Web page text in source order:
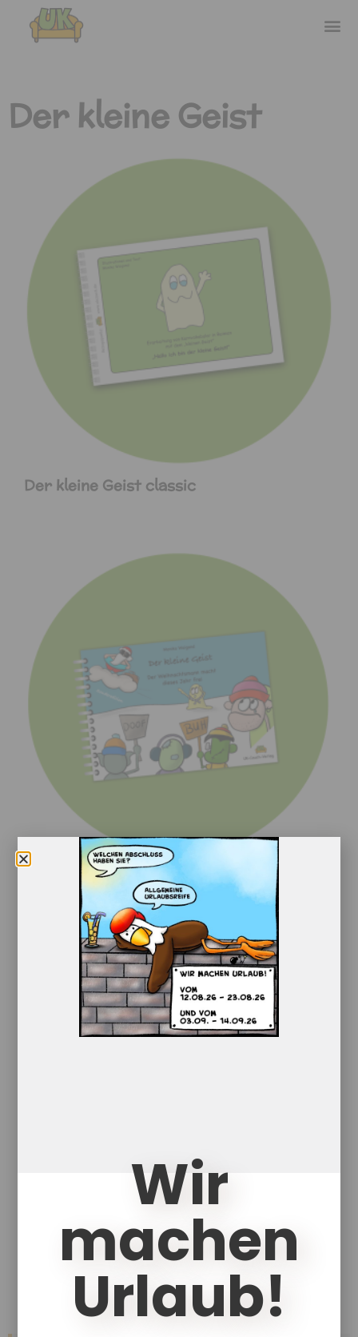
Der kleine Geist
Der kleine Geist classic
Der kleine Geist Sondereditionen
Der kleine Geist Mitlesebücher
Wir
machen
Urlaub!